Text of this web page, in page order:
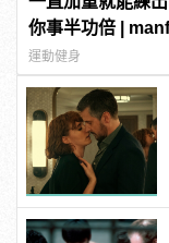
你事半功倍 |
運動健身